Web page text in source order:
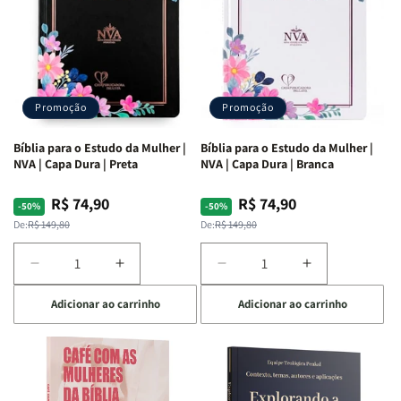
Promoção
Bíblia para o Estudo da Mulher |
NVA | Capa Dura | Preta
-50%
Preço
normal
De:R$ 149,80
Preço
promocional
R$ 74,90
Diminuir
a
quantidade
de
Bíblia
para
Aumentar
a
quantidade
de
Bíblia
para
o
Adicionar ao carrinho
Promoção
Bíblia para o Estudo da Mulher |
NVA | Capa Dura | Branca
-50%
Preço
normal
De:R$ 149,80
Preço
promocional
R$ 74,90
Diminuir
a
quantidade
de
Bíblia
o
Aumentar
a
quantidade
de
Bíblia
para
o
Adicionar ao carrinho